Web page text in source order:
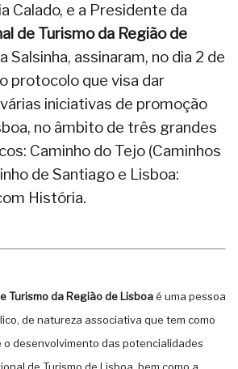
Calado, e a Presidente da
de Turismo da Região de
Salsinha, assinaram, no dia 2 de
protocolo que visa dar
iniciativas de promoção
no âmbito de três grandes
Caminho do Tejo (Caminhos
de Santiago e Lisboa:
História.
Turismo da Região de Lisboaé uma pessoa
de natureza associativa que tem como
o desenvolvimento das potencialidades